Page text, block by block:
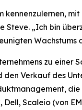
„Ich bin
Wachstums
zu einer
Verkauf des
Scaleio (von